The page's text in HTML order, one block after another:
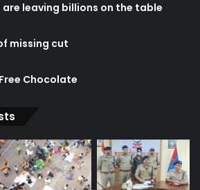
are leaving billions on the table
missing cut
Chocolate